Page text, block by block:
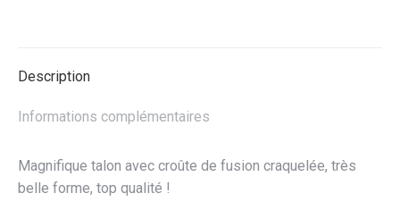
Description
Informations complémentaires
Magnifique talon avec croûte de fusion craquelée, très
belle forme, top qualité !